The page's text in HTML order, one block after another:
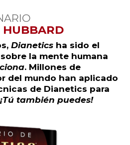
HUBBARD
Dianetics ha sido el
la mente humana
. Millones de
del mundo han aplicado
de Dianetics para
¡Tú también puedes!